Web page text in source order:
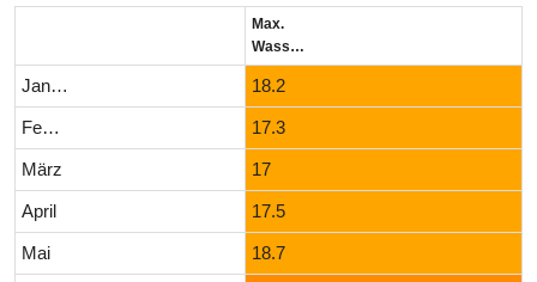
Max.
Wassertemperatur (°C)
Januar 18.2
Februar 17.3
März 17
April 17.5
Mai 18.7